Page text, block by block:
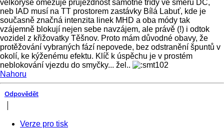
velkoryse omezuje průjezdnost samotné třídy ve směru DC,
neb IAD musí na TT prostorem zastávky Bílá Labuť, kde je
současně značná intenzita linek MHD a oba módy tak
vzájemně blokují nejen sebe navzájem, ale právě (!) i odtok
vozidel z křižovatky Těšnov. Proto mám důvodné obavy, že
protěžování vybraných fází nepovede, bez odstranění špuntů v
okolí, ke kýženému efektu. Klíč k úspěchu je v prostém
neblokování vjezdu do smyčky... žel..
Nahoru
Odpovědět
Verze pro tisk